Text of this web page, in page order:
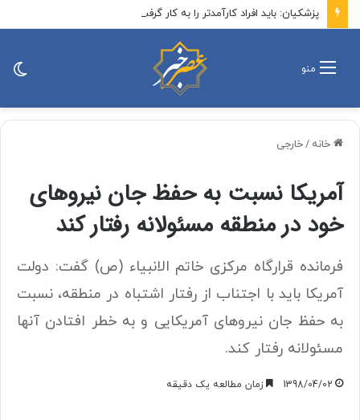
منو
خانه /خارجی
آمریکا نسبت به حفظ جان نیروهای
خود در منطقه مسئولانه رفتار کند
فرمانده قرارگاه مرکزی خاتم الانبیاء (ص) گفت: دولت
آمریکا باید با اجتناب از رفتار اشتباه در منطقه، نسبت
به حفظ جان نیروهای آمریکایی و به خطر افتادن آنها
مسئولانه رفتار کند.
1398/04/02 زمان مطالعه یک دقیقه